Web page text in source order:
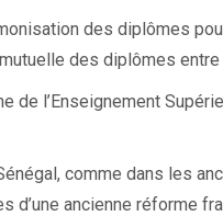
des diplômes
des diplômes
de l’Enseignement
comme dans les
d’une ancienne réforme